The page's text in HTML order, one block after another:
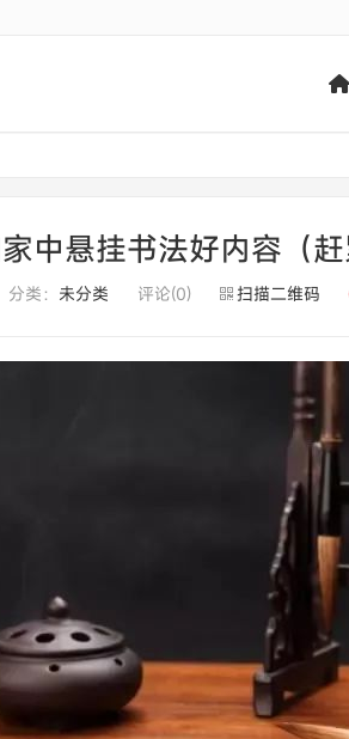
中悬挂书法好内容（赶
分类： 未分类 评论(0) 扫描二维码